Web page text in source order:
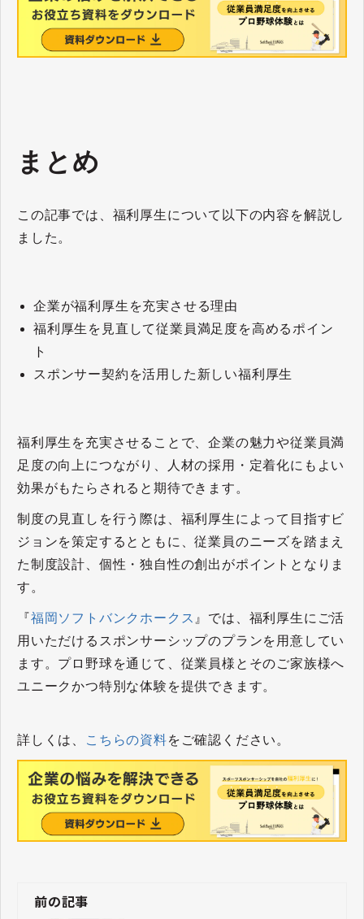
まとめ
この記事では、福利厚生について以下の内容を解説し
ました。
企業が福利厚生を充実させる理由
福利厚生を見直して従業員満足度を高めるポイン
ト
スポンサー契約を活用した新しい福利厚生
福利厚生を充実させることで、企業の魅力や従業員満
足度の向上につながり、人材の採用・定着化にもよい
効果がもたらされると期待できます。
制度の見直しを行う際は、福利厚生によって目指すビ
ジョンを策定するとともに、従業員のニーズを踏まえ
た制度設計、個性・独自性の創出がポイントとなりま
す。
『福岡ソフトバンクホークス 』では、福利厚生にご活
用いただけるスポンサーシップのプランを用意してい
ます。プロ野球を通じて、従業員様とそのご家族様へ
ユニークかつ特別な体験を提供できます。
​​​​​​​詳しくは、 こちらの資料をご確認ください。
前の記事